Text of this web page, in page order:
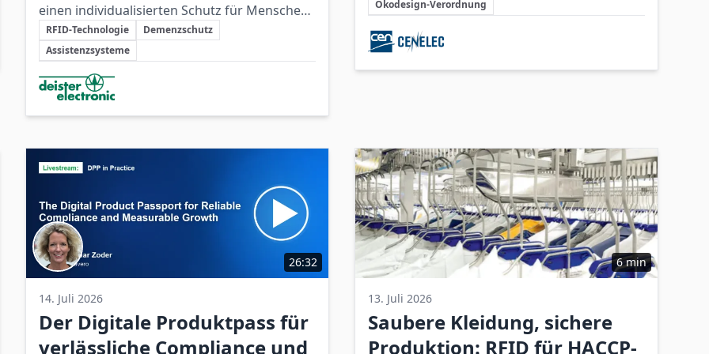
einen individualisierten Schutz für Menschen
mit Demenz, der Sicherheit mit
größtmöglicher Selbstbestimmung verbindet.
Schlüsselthemen
RFID-Technologie
Demenzschutz
Assistenzsysteme
Beteiligte Unternehmen
Chancen für nachhaltige
Unternehmensstrategien zu schaffen.
Ökodesign-Verordnung
Beteiligte Unternehmen
26:32
14. Juli 2026
Der Digitale Produktpass für
verlässliche Compliance und
6 min
13. Juli 2026
Saubere Kleidung, sichere
Produktion: RFID für HACCP-